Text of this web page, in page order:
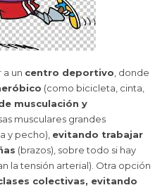
a un centro deportivo , donde
(como bicicleta, cinta,
musculación y
musculares grandes
y pecho), evitando trabajar
(brazos), sobre todo si hay
la tensión arterial). Otra opción
colectivas, evitando